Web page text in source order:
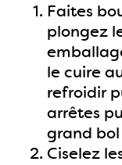
Faites
plongez
le cuire
refroidir
arrêtes
grand bol
Ciselez